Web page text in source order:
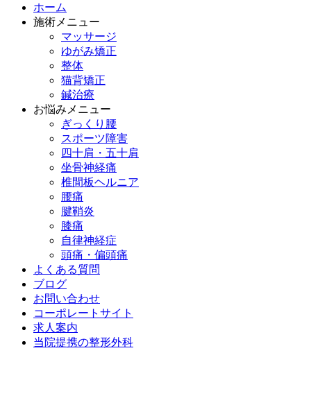
ホーム
施術メニュー
マッサージ
ゆがみ矯正
整体
猫背矯正
鍼治療
お悩みメニュー
ぎっくり腰
スポーツ障害
四十肩・五十肩
坐骨神経痛
椎間板ヘルニア
腰痛
腱鞘炎
膝痛
自律神経症
頭痛・偏頭痛
よくある質問
ブログ
お問い合わせ
コーポレートサイト
求人案内
当院提携の整形外科